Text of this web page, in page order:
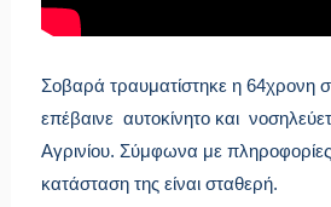
Σοβαρά τραυματίστηκε η 64χρονη
επέβαινε αυτοκίνητο και
Αγρινίου. Σύμφωνα με
κατάσταση της είναι σταθερή.